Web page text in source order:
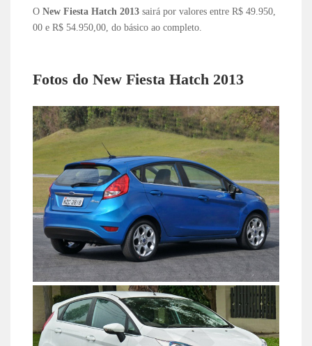
ONew Fiesta Hatch 2013 sairá por valores entre R$ 49.950,
00 e R$ 54.950,00, do básico ao completo.
Fotos do New Fiesta Hatch 2013